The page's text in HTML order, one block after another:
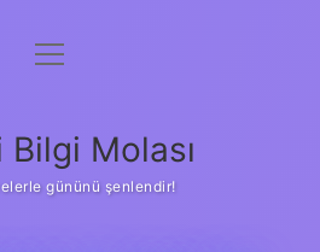
Anasayfa
Yasal Uyarı
menüyü
Bilgi Molası
gününü şenlendir!